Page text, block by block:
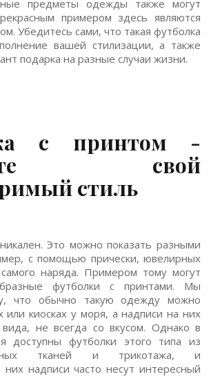
предметы одежды также могут
примером здесь являются
Убедитесь сами, что такая футболка
вашей стилизации, а также
подарка на разные случаи жизни.
с принтом -
свой
стиль
Это можно показать разными
с помощью прически, ювелирных
самого наряда. Примером тому могут
футболки с принтами. Мы
что обычно такую ​​одежду можно
или киосках у моря, а надписи на них
не всегда со вкусом. Однако в
доступны футболки этого типа из
тканей и трикотажа, и
надписи часто несут интересный